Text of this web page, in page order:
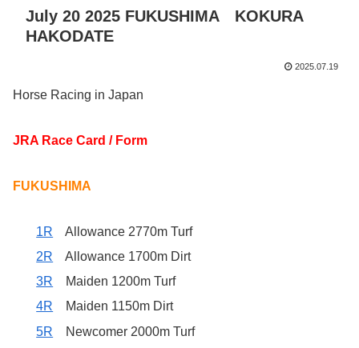
July 20 2025 FUKUSHIMA KOKURA
HAKODATE
2025.07.19
Horse Racing in Japan
JRA Race Card / Form
FUKUSHIMA
1R Allowance 2770m Turf
2R Allowance 1700m Dirt
3R Maiden 1200m Turf
4R Maiden 1150m Dirt
5R Newcomer 2000m Turf